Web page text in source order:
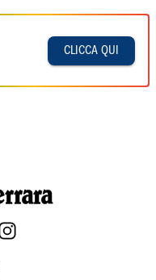
CLICCA QUI